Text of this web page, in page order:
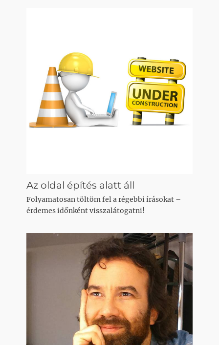
Az oldal építés alatt áll
Folyamatosan töltöm fel a régebbi írásokat –
érdemes időnként visszalátogatni!